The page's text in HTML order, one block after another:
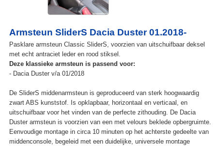
Armsteun SliderS Dacia Duster 01.2018-
Pasklare armsteun Classic SliderS, voorzien van uitschuifbaar deksel
met echt antraciet leder en rood stiksel.
Deze klassieke armsteun is passend voor:
- Dacia Duster v/a 01/2018
De SliderS middenarmsteun is geproduceerd van sterk hoogwaardig
zwart ABS kunststof. Is opklapbaar, horizontaal en verticaal, en
uitschuifbaar voor het vinden van de perfecte zithouding. De Dacia
Duster armsteun is voorzien van een met velours beklede opbergruimte.
Eenvoudige montage in circa 10 minuten op het achterste gedeelte van
middenconsole, begeleid met een duidelijke, universele montage